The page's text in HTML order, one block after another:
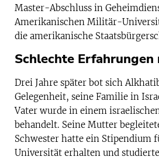
Master-Abschluss in
Amerikanischen Militär-
die amerikanische
Schlechte
Drei Jahre später bot sich
Gelegenheit, seine Familie in
Vater wurde in einem
behandelt. Seine Mutter
Schwester hatte ein Stipendium
Universität erhalten und